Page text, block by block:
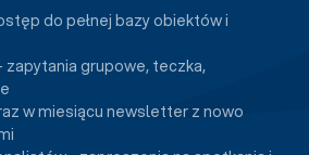
do pełnej bazy obiektów i
grupowe, teczka,
w miesiącu newsletter z nowo